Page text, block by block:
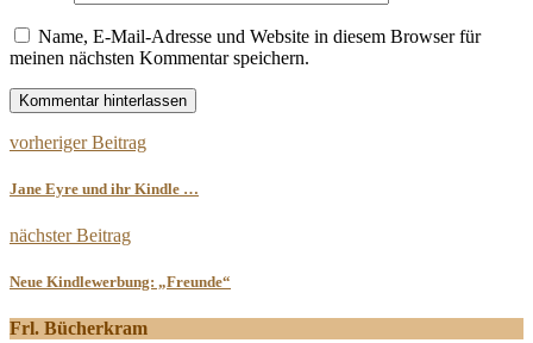
Name, E-Mail-Adresse und Website in diesem Browser für
meinen nächsten Kommentar speichern.
vorheriger Beitrag
Jane Eyre und ihr Kindle …
nächster Beitrag
Neue Kindlewerbung: „Freunde“
Frl. Bücherkram